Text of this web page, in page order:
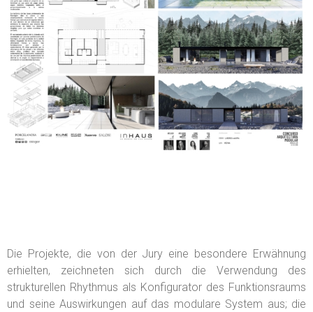
Die Projekte, die von der Jury eine besondere Erwähnung
erhielten, zeichneten sich durch die Verwendung des
strukturellen Rhythmus als Konfigurator des Funktionsraums
und seine Auswirkungen auf das modulare System aus; die